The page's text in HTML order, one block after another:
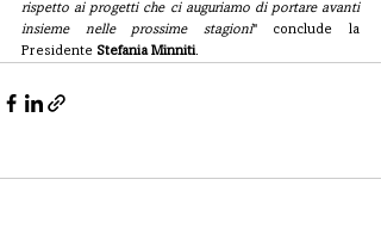
rispetto ai progetti che ci auguriamo di portare avanti
insieme nelle prossime stagioni" conclude la
Presidente Stefania Minniti.